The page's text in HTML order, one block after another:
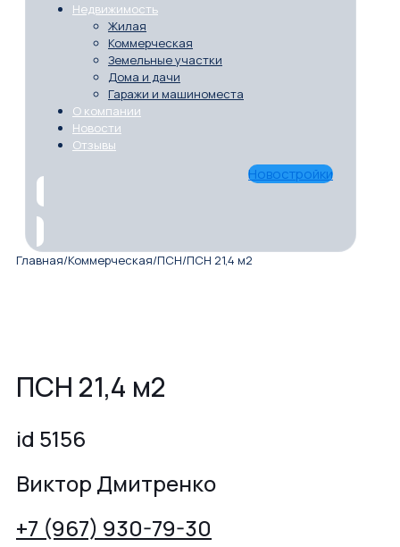
Недвижимость
Жилая
Коммерческая
Земельные участки
Дома и дачи
Гаражи и машиноместа
О компании
Новости
Отзывы
Новостройки
Главная/Коммерческая/ПСН/ПСН 21,4 м2
ПСН 21,4 м2
id 5156
Виктор Дмитренко
+7 (967) 930-79-30